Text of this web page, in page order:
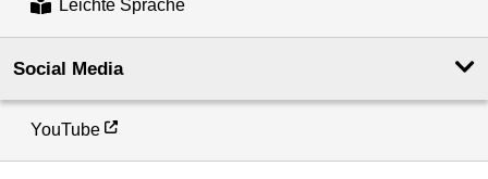
Leichte Sprache
Social Media
YouTube